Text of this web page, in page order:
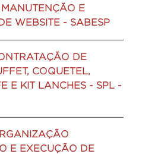
MANUTENÇÃO E
WEBSITE - SABESP
DE
COQUETEL,
E KIT LANCHES - SPL -
E EXECUÇÃO DE